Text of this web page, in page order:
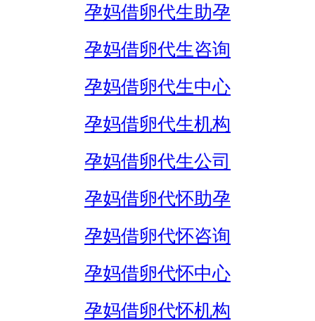
孕妈借卵代生助孕
孕妈借卵代生咨询
孕妈借卵代生中心
孕妈借卵代生机构
孕妈借卵代生公司
孕妈借卵代怀助孕
孕妈借卵代怀咨询
孕妈借卵代怀中心
孕妈借卵代怀机构